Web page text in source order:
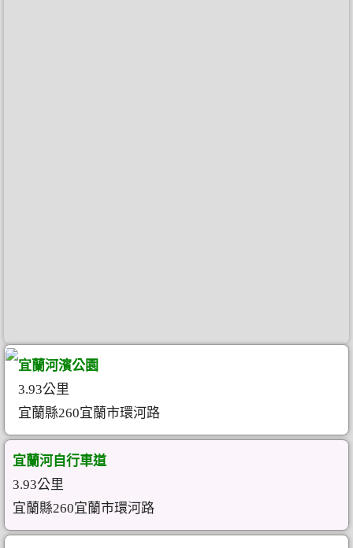
宜蘭河濱公園
3.93公里
宜蘭縣260宜蘭市環河路
宜蘭河自行車道
3.93公里
宜蘭縣260宜蘭市環河路